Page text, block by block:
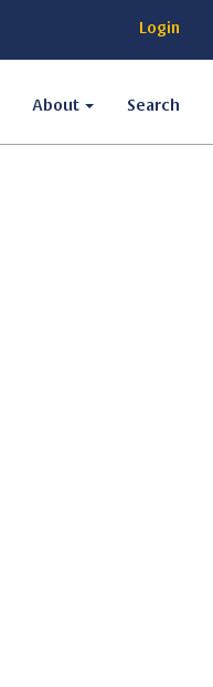
Login
About Search